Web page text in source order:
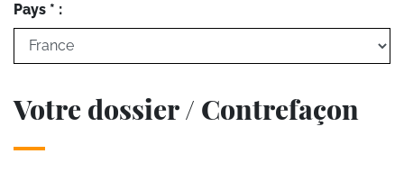
Pays * :
Votre dossier / Contrefaçon